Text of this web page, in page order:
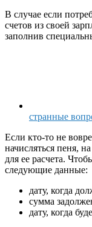
В случае если
счетов из своей
заполнив
странные
Если кто-то не
начисляться пеня,
для ее расчета.
следующие данные:
дату, когда
сумма
дату, когда